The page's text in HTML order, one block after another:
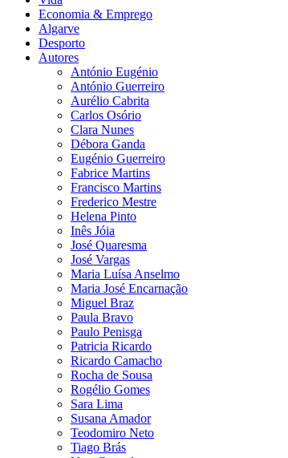
Economia & Emprego
Algarve
Desporto
Autores
António Eugénio
António Guerreiro
Aurélio Cabrita
Carlos Osório
Clara Nunes
Débora Ganda
Eugénio Guerreiro
Fabrice Martins
Francisco Martins
Frederico Mestre
Helena Pinto
Inês Jóia
José Quaresma
José Vargas
Maria Luísa Anselmo
Maria José Encarnação
Miguel Braz
Paula Bravo
Paulo Penisga
Patricia Ricardo
Ricardo Camacho
Rocha de Sousa
Rogélio Gomes
Sara Lima
Susana Amador
Teodomiro Neto
Tiago Brás